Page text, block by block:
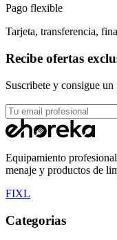
Pago flexible
Tarjeta, transferencia,
Recibe ofertas
Suscribete y consigue
Equipamiento
menaje y productos de
FIXL
Categorias